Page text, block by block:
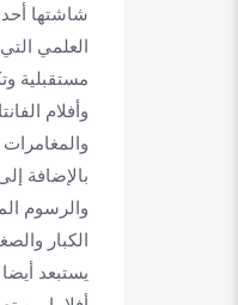
شاشتها
العلمي
مستقبلية
وأفلام
بالإضافة
والرسوم
الكبار
يستبعد